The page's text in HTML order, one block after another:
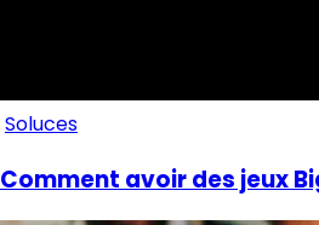
Soluces
Comment avoir des jeux